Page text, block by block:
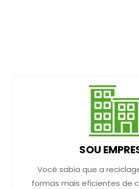
SOU
Você sabia que a
formas mais eficientes de